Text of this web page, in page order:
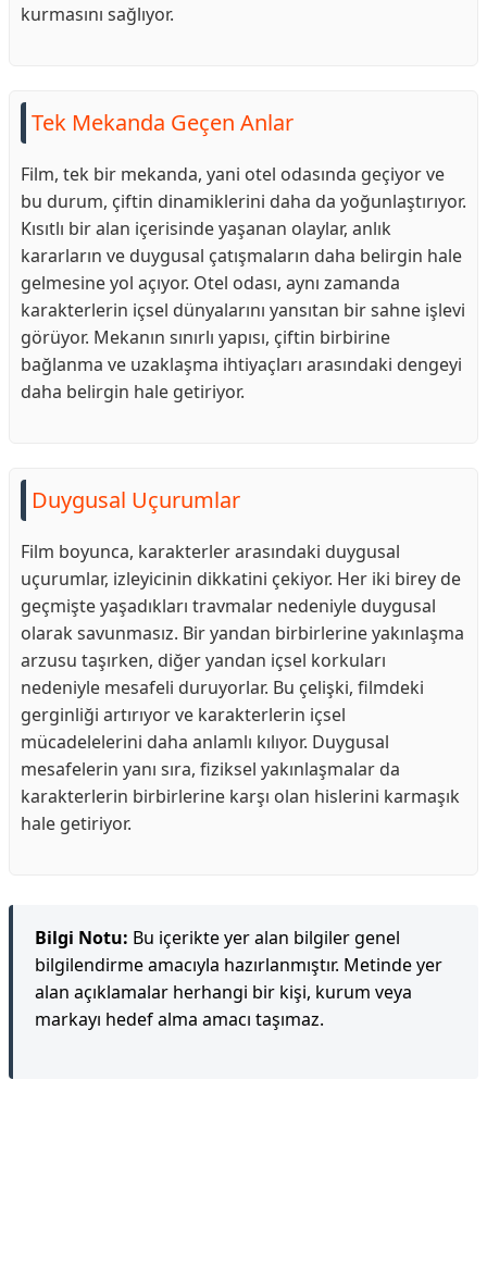
kurmasını sağlıyor.
Tek Mekanda Geçen Anlar
Film, tek bir mekanda, yani otel odasında geçiyor ve
bu durum, çiftin dinamiklerini daha da yoğunlaştırıyor.
Kısıtlı bir alan içerisinde yaşanan olaylar, anlık
kararların ve duygusal çatışmaların daha belirgin hale
gelmesine yol açıyor. Otel odası, aynı zamanda
karakterlerin içsel dünyalarını yansıtan bir sahne işlevi
görüyor. Mekanın sınırlı yapısı, çiftin birbirine
bağlanma ve uzaklaşma ihtiyaçları arasındaki dengeyi
daha belirgin hale getiriyor.
Duygusal Uçurumlar
Film boyunca, karakterler arasındaki duygusal
uçurumlar, izleyicinin dikkatini çekiyor. Her iki birey de
geçmişte yaşadıkları travmalar nedeniyle duygusal
olarak savunmasız. Bir yandan birbirlerine yakınlaşma
arzusu taşırken, diğer yandan içsel korkuları
nedeniyle mesafeli duruyorlar. Bu çelişki, filmdeki
gerginliği artırıyor ve karakterlerin içsel
mücadelelerini daha anlamlı kılıyor. Duygusal
mesafelerin yanı sıra, fiziksel yakınlaşmalar da
karakterlerin birbirlerine karşı olan hislerini karmaşık
hale getiriyor.
Bilgi Notu: Bu içerikte yer alan bilgiler genel
bilgilendirme amacıyla hazırlanmıştır. Metinde yer
alan açıklamalar herhangi bir kişi, kurum veya
markayı hedef alma amacı taşımaz.